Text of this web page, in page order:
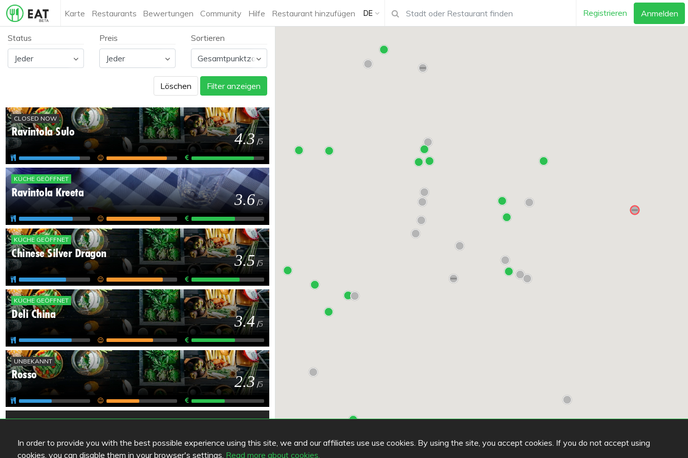
Karte Restaurants Bewertungen Community Hilfe Restaurant hinzufügen DE Registrieren Anmelden
In order to provide you with the best possible experience using this site, we and our affiliates use use cookies. By using the site, you accept cookies. If you do not accept using
cookies, you can disable them in your browser's settings. Read more about cookies.
Status Preis Sortieren
Löschen Filter anzeigen
CLOSED NOW
Ravintola Sulo 4.3 /5
KÜCHE GEÖFFNET
Ravintola Kreeta 3.6 /5
KÜCHE GEÖFFNET
Chinese Silver Dragon 3.5 /5
KÜCHE GEÖFFNET
Deli China 3.4 /5
UNBEKANNT
Rosso 2.3 /5
KÜCHE GEÖFFNET